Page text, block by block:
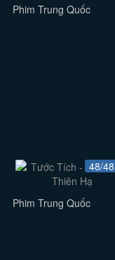
Phim Trung Quốc
48/48
Phim Trung Quốc